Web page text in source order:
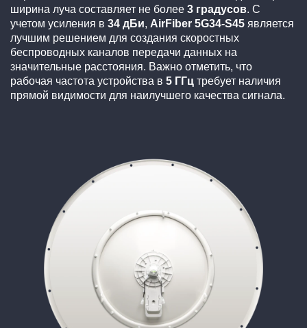
ширина луча составляет не более 3 градусов. С
учетом усиления в 34 дБи, AirFiber 5G34-S45 является
лучшим решением для создания скоростных
беспроводных каналов передачи данных на
значительные расстояния. Важно отметить, что
рабочая частота устройства в 5 ГГц требует наличия
прямой видимости для наилучшего качества сигнала.